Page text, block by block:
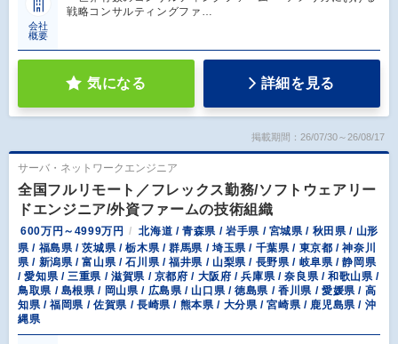
会社
概要
戦略コンサルティングファ…
気になる 詳細を見る
掲載期間：26/07/30～26/08/17
サーバ・ネットワークエンジニア
全国フルリモート／フレックス勤務/ソフトウェアリー
ドエンジニア/外資ファームの技術組織
600万円～4999万円
北海道 / 青森県 / 岩手県 / 宮城県 / 秋田県 / 山形
県 / 福島県 / 茨城県 / 栃木県 / 群馬県 / 埼玉県 / 千葉県 / 東京都 / 神奈川
県 / 新潟県 / 富山県 / 石川県 / 福井県 / 山梨県 / 長野県 / 岐阜県 / 静岡県
/ 愛知県 / 三重県 / 滋賀県 / 京都府 / 大阪府 / 兵庫県 / 奈良県 / 和歌山県 /
鳥取県 / 島根県 / 岡山県 / 広島県 / 山口県 / 徳島県 / 香川県 / 愛媛県 / 高
知県 / 福岡県 / 佐賀県 / 長崎県 / 熊本県 / 大分県 / 宮崎県 / 鹿児島県 / 沖
縄県